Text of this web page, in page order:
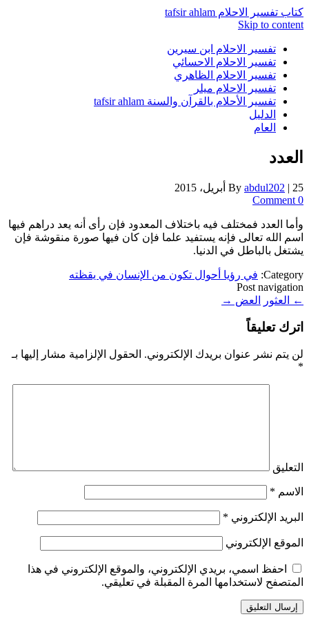
كتاب تفسير الاحلام tafsir ahlam
Skip to content
تفسير الاحلام ابن سيرين
تفسير الاحلام الاحسائي
تفسير الاحلام الظاهري
تفسير الاحلام ميلر
تفسير الأحلام بالقرآن والسنة tafsir ahlam
الدليل
العام
العدد
By abdul202 | 25 أبريل، 2015
0 Comment
وأما العدد فمختلف فيه باختلاف المعدود فإن رأى أنه يعد دراهم فيها
اسم الله تعالى فإنه يستفيد علما فإن كان فيها صورة منقوشة فإن
يشتغل بالباطل في الدنيا.
Category: في رؤيا أحوال تكون من الإنسان في يقظته
Post navigation
←
العثور العض →
اترك تعليقاً
لن يتم نشر عنوان بريدك الإلكتروني. الحقول الإلزامية مشار إليها بـ
*
التعليق
الاسم *
البريد الإلكتروني *
الموقع الإلكتروني
احفظ اسمي، بريدي الإلكتروني، والموقع الإلكتروني في هذا
المتصفح لاستخدامها المرة المقبلة في تعليقي.